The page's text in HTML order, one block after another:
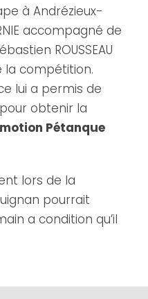
à Andrézieux-
accompagné de
ROUSSEAU
la compétition.
lui a permis de
obtenir la
Pétanque
lors de la
pourrait
a condition qu’il